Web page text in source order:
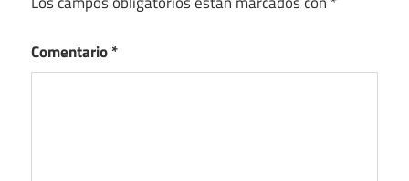
Comentario*